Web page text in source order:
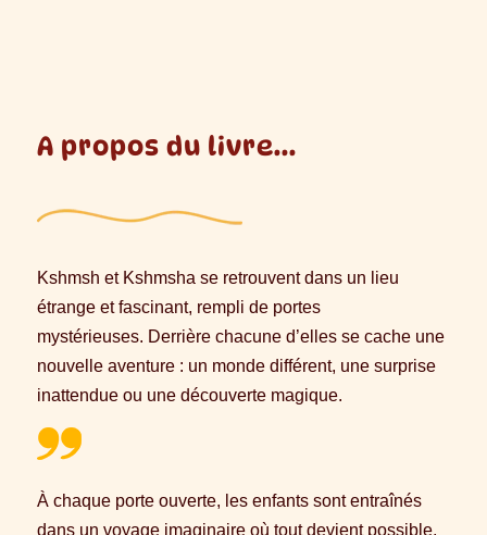
A propos du livre...
Kshmsh et Kshmsha se retrouvent dans un lieu
étrange et fascinant, rempli de portes
mystérieuses. Derrière chacune d’elles se cache une
nouvelle aventure : un monde différent, une surprise
inattendue ou une découverte magique.
À chaque porte ouverte, les enfants sont entraînés
dans un voyage imaginaire où tout devient possible,